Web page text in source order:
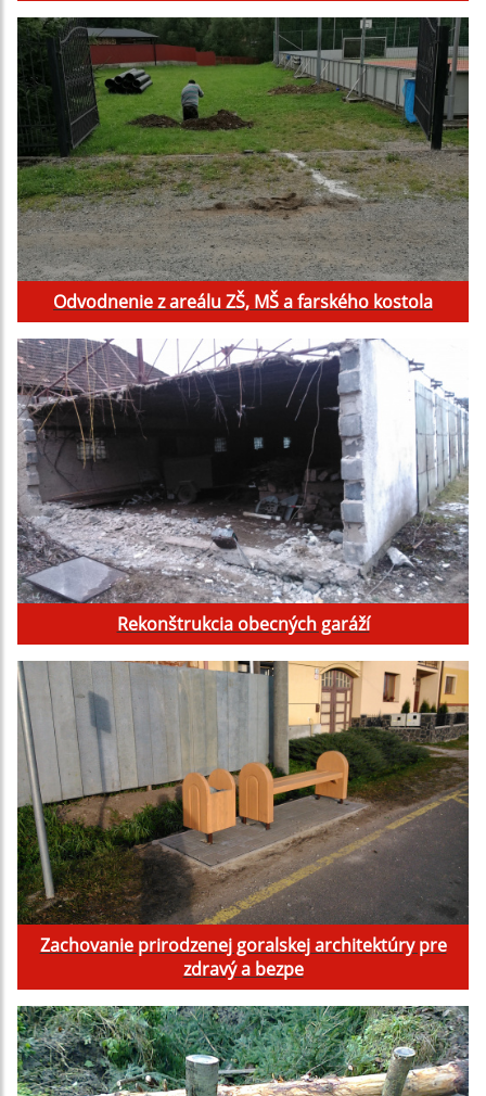
Odvodnenie z areálu ZŠ, MŠ a farského kostola
Rekonštrukcia obecných garáží
Zachovanie prirodzenej goralskej architektúry pre
zdravý a bezpe